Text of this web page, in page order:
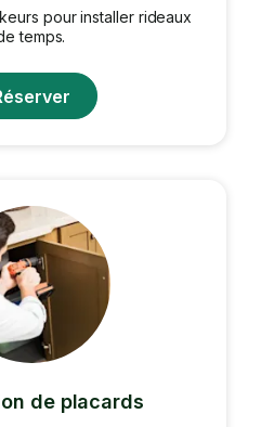
pour installer rideaux
temps.
de placards